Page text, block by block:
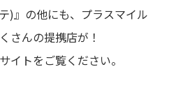
)』の他にも、プラスマイル
さんの提携店が！
イトをご覧ください。